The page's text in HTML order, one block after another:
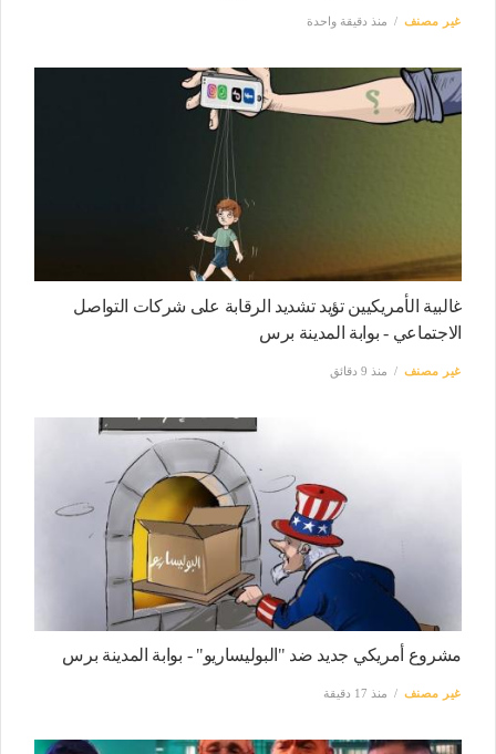
غير مصنف منذ دقيقة واحدة
غالبية الأمريكيين تؤيد تشديد الرقابة على شركات التواصل
الاجتماعي - بوابة المدينة برس
غير مصنف منذ 9 دقائق
مشروع أمريكي جديد ضد "البوليساريو" - بوابة المدينة برس
غير مصنف منذ 17 دقيقة